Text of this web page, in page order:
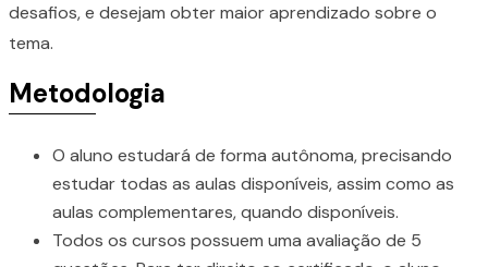
desafios, e desejam obter maior aprendizado sobre o
tema.
Metodologia
O aluno estudará de forma autônoma, precisando
estudar todas as aulas disponíveis, assim como as
aulas complementares, quando disponíveis.
Todos os cursos possuem uma avaliação de 5